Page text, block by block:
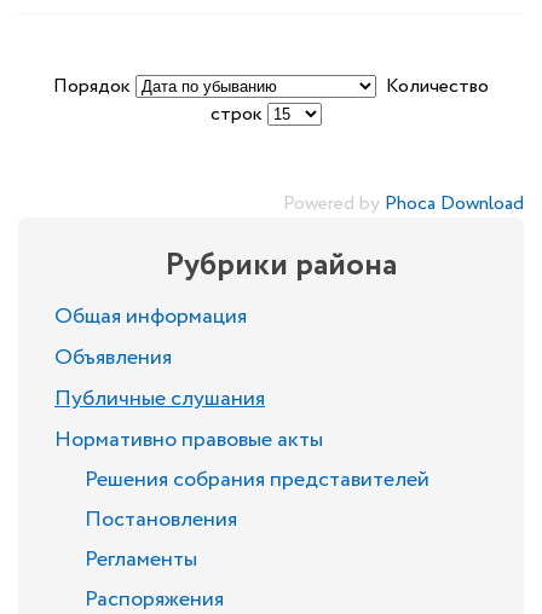
Порядок
Количество
строк
Powered by Phoca Download
Рубрики района
Общая информация
Объявления
Публичные слушания
Нормативно правовые акты
Решения собрания представителей
Постановления
Регламенты
Распоряжения